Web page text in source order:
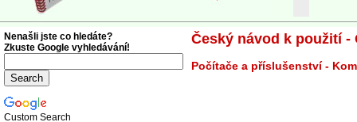
Český návod k použití -
Počítače a příslušenství -
Nenašli jste co hledáte?
Zkuste Google vyhledávání!
Custom Search